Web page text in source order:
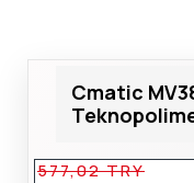
Cmatic
577,02 TRY